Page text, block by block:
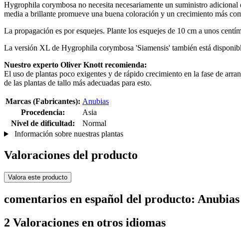
Hygrophila corymbosa no necesita necesariamente un suministro
media a brillante promueve una buena coloración y un crecimiento más
La propagación es por esquejes. Plante los esquejes de 10 cm a unos
La versión XL de Hygrophila corymbosa 'Siamensis' también está
Nuestro experto Oliver Knott recomienda:
El uso de plantas poco exigentes y de rápido crecimiento en la fase de
de las plantas de tallo más adecuadas para esto.
Marcas (Fabricantes): Anubias
Procedencia:
Asia
Nivel de dificultad:
Normal
Información sobre nuestras plantas
Valoraciones del producto
Valora este producto
comentarios en español del producto:
2 Valoraciones en otros idiomas